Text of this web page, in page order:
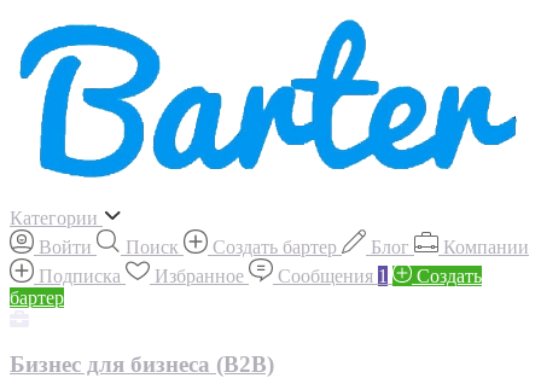
Категории
Войти
Поиск Создать бартер Блог
Компании
Подписка
Избранное Сообщения 1
Создать
бартер
Бизнес для бизнеса (B2B)